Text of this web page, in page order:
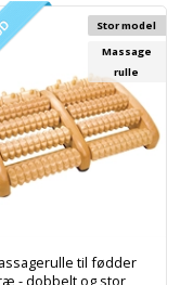
til fødder
- dobbelt og stor
Stor model
Massage
rulle